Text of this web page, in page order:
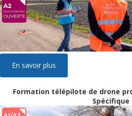
En savoir plus
Formation télépilote de drone
Spécifique